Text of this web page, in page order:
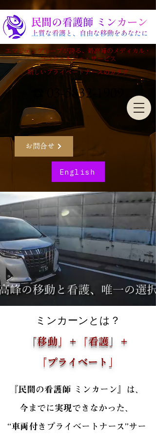
エマジェングループが誇る、最高峰のメディカル・
コンシェルジュ・サービス
新しいプライベートナースのカタチ
☎ 03-5832-1909
お問合せ
English
ミンカーンとは？
「移動」＋「看護」＋
「プライベート」
『民間の看護師 ミンカーン』は、
今までに実現できなかった、
“車両付きプライベートナース”サー